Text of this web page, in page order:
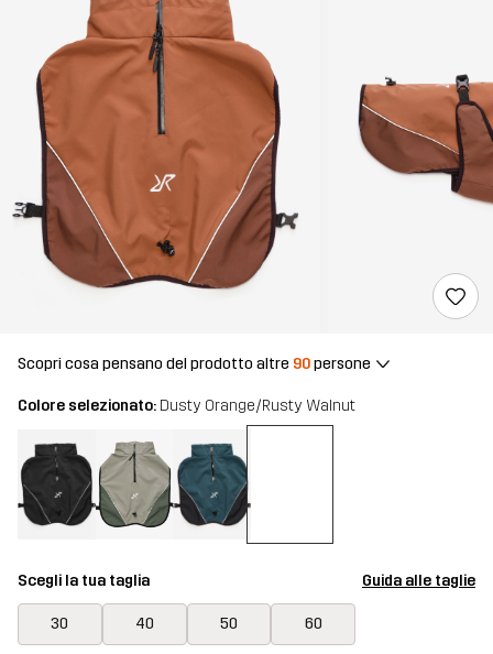
Scopri cosa pensano del prodotto altre 90persone
Colore selezionato: Dusty Orange/Rusty Walnut
Scegli la tua taglia Guida alle taglie
30 40 50 60